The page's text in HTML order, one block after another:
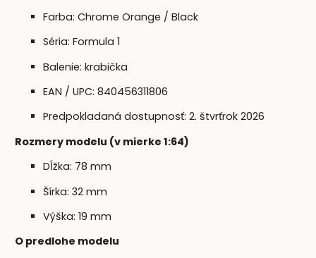
Farba: Chrome Orange / Black
Séria: Formula 1
Balenie: krabička
EAN / UPC: 840456311806
Predpokladaná dostupnosť: 2. štvrťrok 2026
Rozmery modelu (v mierke 1:64)
Dĺžka: 78 mm
Šírka: 32 mm
Výška: 19 mm
O predlohe modelu